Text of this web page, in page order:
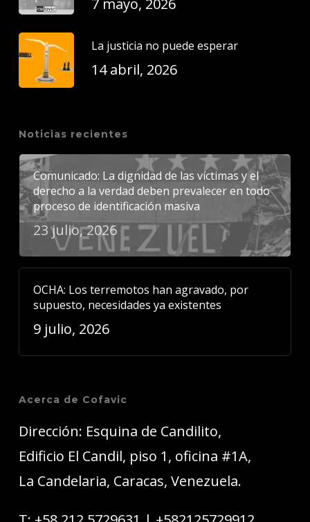
7 mayo, 2026
La justicia no puede esperar
14 abril, 2026
Noticias recientes
Comunicado: La dignidad de las víctimas y el
derecho a la verdad deben prevalecer en todo
proceso de identificación masiva
23 julio, 2026
OCHA: Los terremotos han agravado, por
supuesto, necesidades ya existentes
9 julio, 2026
Acerca de Cofavic
Dirección: Esquina de Candilito,
Edificio El Candil, piso 1, oficina #1A,
La Candelaria, Caracas, Venezuela.